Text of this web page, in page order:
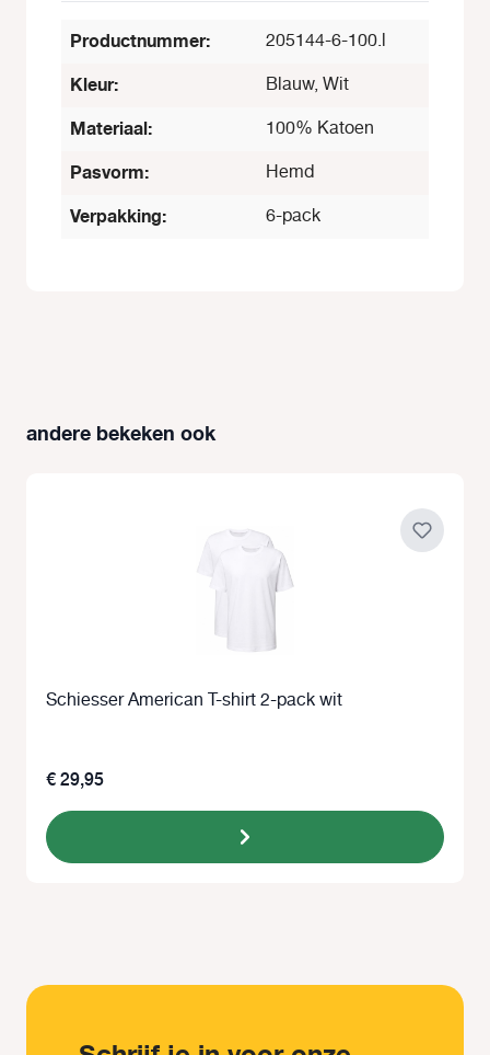
Productnummer: 205144-6-100.l
Kleur: Blauw, Wit
Materiaal: 100% Katoen
Pasvorm: Hemd
Verpakking: 6-pack
Productgalerij overslaan
andere bekeken ook
Schiesser American T-shirt 2-pack wit
€ 29,95